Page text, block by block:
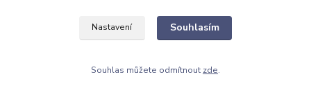
Upravit sběr cookies.
©2021 IMPAP, s.r.o.
Nastavení Souhlasím
Souhlas můžete odmítnout zde.